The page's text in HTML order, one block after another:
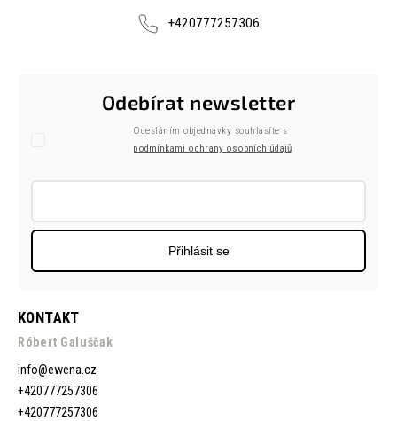
+420777257306
KONTAKT
Róbert Galuščak
info@ewena.cz
+420777257306
+420777257306
Odebírat newsletter
Odesláním objednávky souhlasíte s
podmínkami ochrany osobních údajů
Přihlásit se